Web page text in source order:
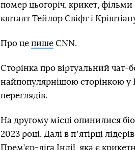
помер цьогоріч, крикет,
кшталт Тейлор Свіфт і
Про це пише CNN.
Cторінка про віртуальний чат-
найпопулярнішою сторінкою у
переглядів.
На другому місці опинилися
2023 році. Далі в пʼятірці
Прем’єр-ліга Індії, яка є